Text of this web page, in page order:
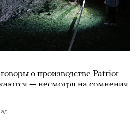
о производстве Patriot
— несмотря на сомнения